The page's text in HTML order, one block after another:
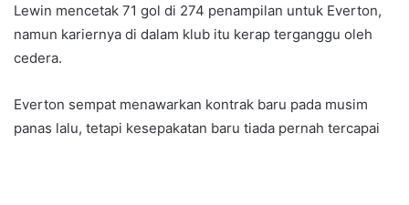
Lewin mencetak 71 gol di 274 penampilan untuk Everton,
namun kariernya di dalam klub itu kerap terganggu oleh
cedera.
Everton sempat menawarkan kontrak baru pada musim
panas lalu, tetapi kesepakatan baru tiada pernah tercapai